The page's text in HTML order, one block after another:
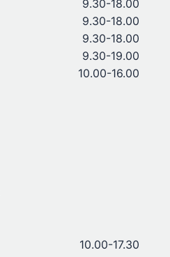
9.30-18.00
9.30-18.00
9.30-18.00
9.30-19.00
10.00-16.00
10.00-17.30